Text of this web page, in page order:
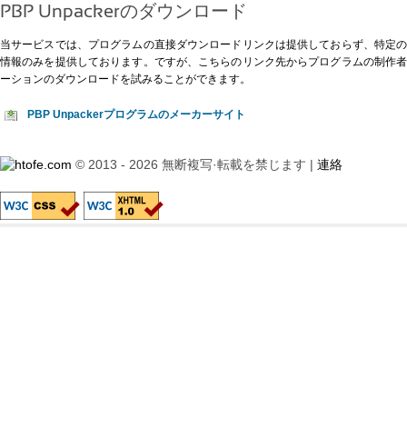
PBP Unpackerのダウンロード
当サービスでは、プログラムの直接ダウンロードリンクは提供しておらず、特定
情報のみを提供しております。ですが、 こちらのリンク先からプログラムの制作
ーションのダウンロードを試みることができます。
PBP Unpackerプログラムのメーカーサイト
© 2013 - 2026 無断複写·転載を禁じます | 連絡